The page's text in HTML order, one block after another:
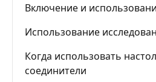
Включение и
Использование
Когда использовать
соединители